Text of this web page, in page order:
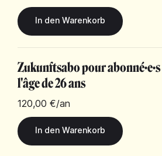
Zukunftsabo pour
l'âge de 26 ans
120,00 €/an